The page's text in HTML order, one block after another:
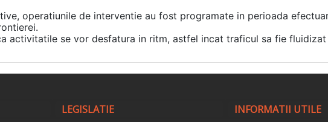
operatiunile de interventie au fost programate in perioada
activitatile se vor desfatura in ritm, astfel incat traficul sa fie
LEGISLATIE INFORMATII UTILE